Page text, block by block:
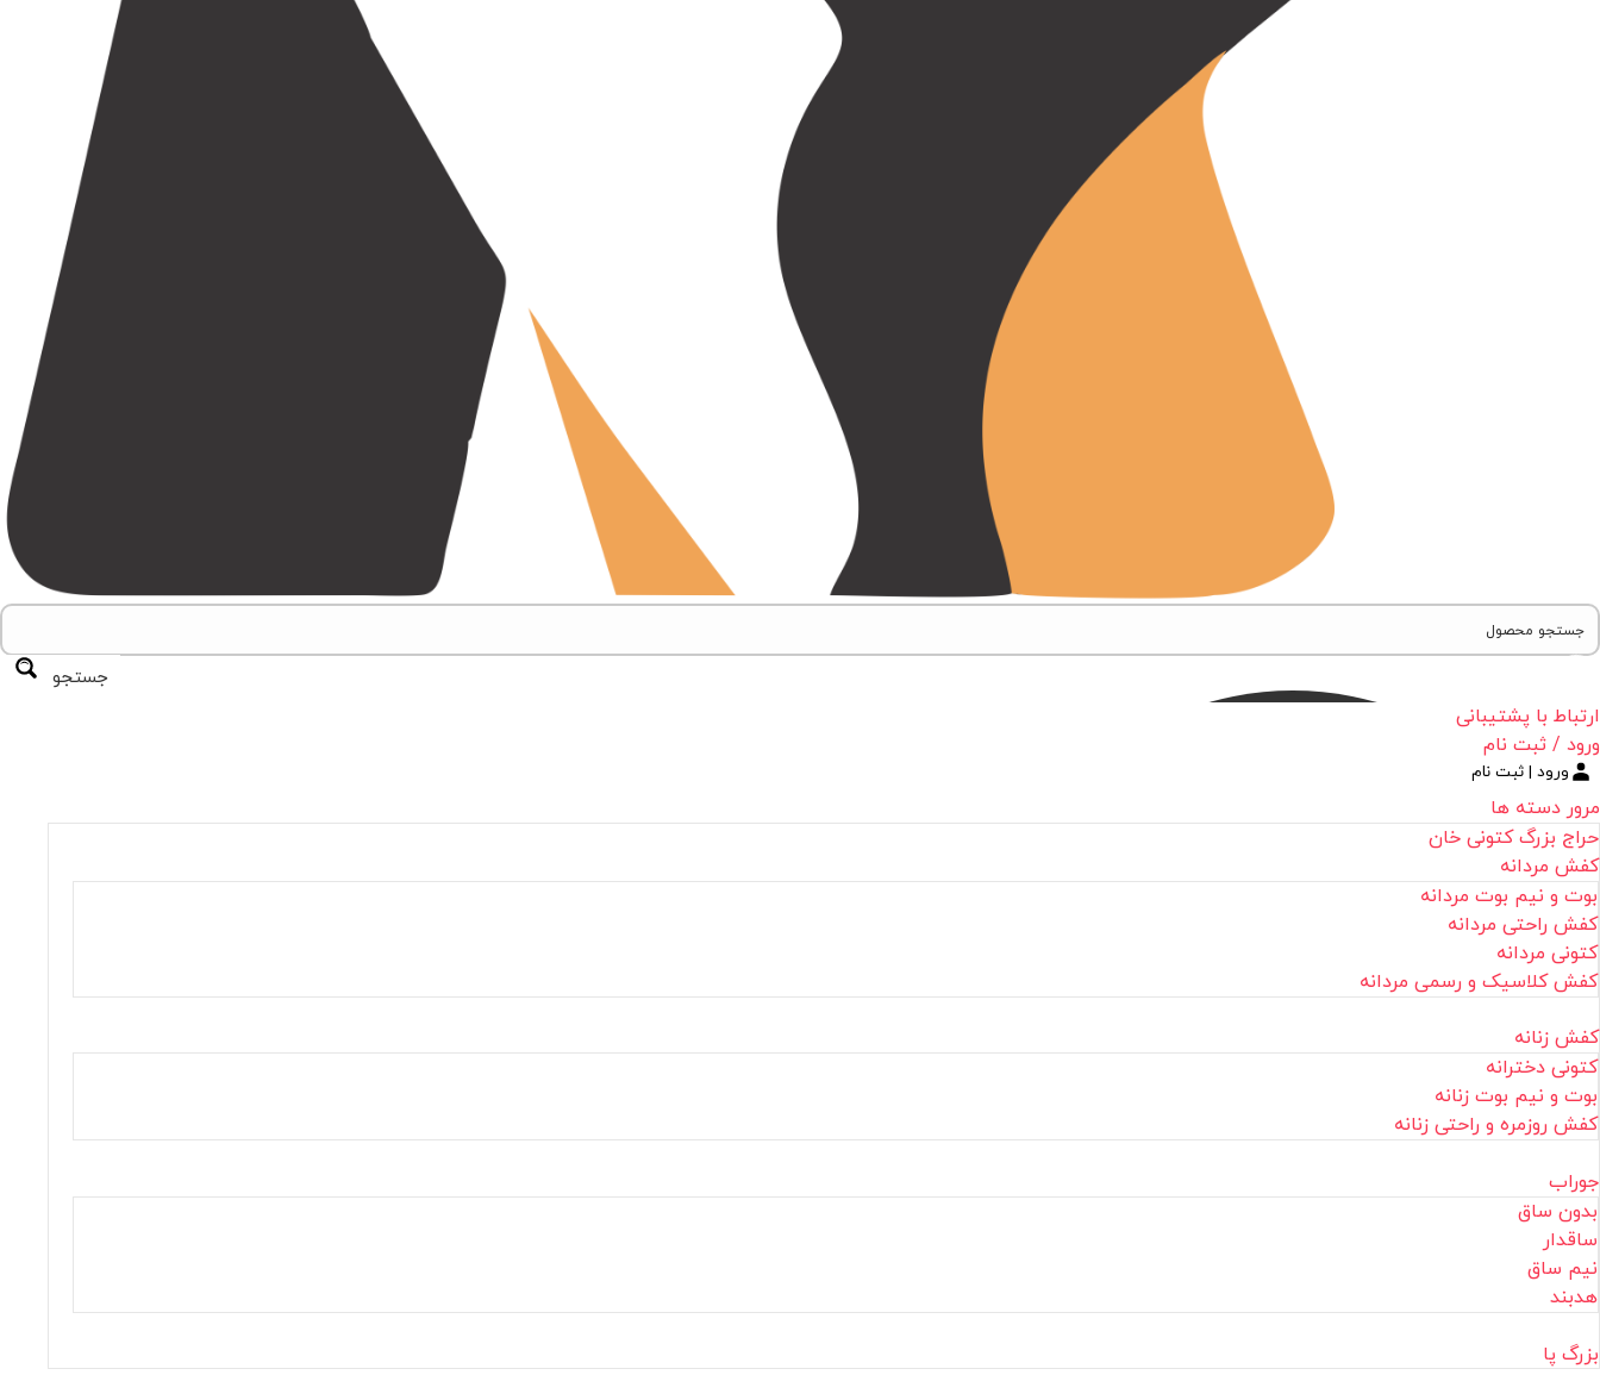
جستجو
ارتباط با پشتیبانی
ورود / ثبت نام
ورود | ثبت نام
مرور دسته ها
حراج بزرگ کتونی خان
کفش مردانه
بوت و نیم بوت مردانه
کفش راحتی مردانه
کتونی مردانه
کفش کلاسیک و رسمی مردانه
کفش زنانه
کتونی دخترانه
بوت و نیم بوت زنانه
کفش روزمره و راحتی زنانه
جوراب
بدون ساق
ساقدار
نیم ساق
هدبند
بزرگ پا